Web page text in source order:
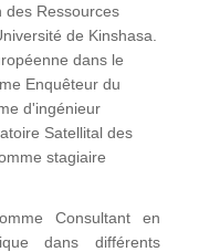
des Ressources
de Kinshasa.
dans le
Enquêteur du
d'ingénieur
Satellital des
stagiaire
Consultant en
dans différents